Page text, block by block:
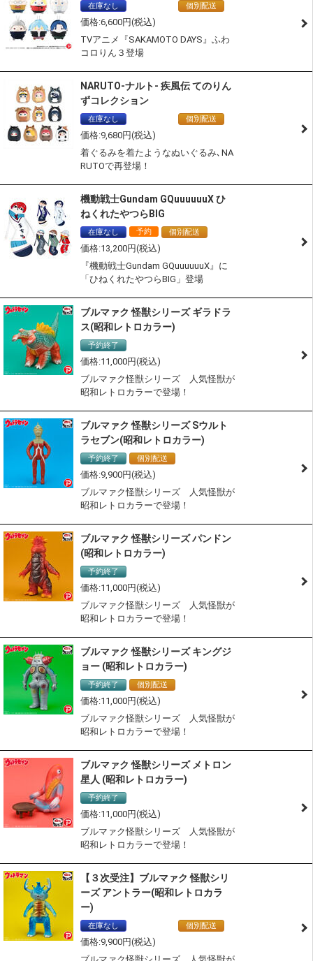
在庫なし 個別配送
6,600
TVアニメ『SAKAMOTO DAYS』ふわ
コロりん３登場
NARUTO-ナルト- 疾風伝 てのりん
ずコレクション
在庫なし 個別配送
9,680
着ぐるみを着たようなぬいぐるみ､NA
RUTOで再登場！
機動戦士Gundam GQuuuuuuX ひ
ねくれたやつらBIG
在庫なし 予約 個別配送
13,200
『機動戦士Gundam GQuuuuuuX』に
「ひねくれたやつらBIG」登場
ブルマァク 怪獣シリーズ ギラドラ
ス(昭和レトロカラー)
予約終了
11,000
ブルマァク怪獣シリーズ 人気怪獣が
昭和レトロカラーで登場！
ブルマァク 怪獣シリーズ Sウルト
ラセブン(昭和レトロカラー)
予約終了 個別配送
9,900
ブルマァク怪獣シリーズ 人気怪獣が
昭和レトロカラーで登場！
ブルマァク 怪獣シリーズ パンドン
(昭和レトロカラー)
予約終了
11,000
ブルマァク怪獣シリーズ 人気怪獣が
昭和レトロカラーで登場！
ブルマァク 怪獣シリーズ キングジ
ョー (昭和レトロカラー)
予約終了 個別配送
11,000
ブルマァク怪獣シリーズ 人気怪獣が
昭和レトロカラーで登場！
ブルマァク 怪獣シリーズ メトロン
星人 (昭和レトロカラー)
予約終了
11,000
ブルマァク怪獣シリーズ 人気怪獣が
昭和レトロカラーで登場！
【３次受注】ブルマァク 怪獣シリ
ーズ アントラー(昭和レトロカラ
ー)
在庫なし 個別配送
9,900